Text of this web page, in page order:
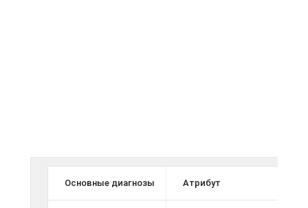
Основные диагнозы Атрибут